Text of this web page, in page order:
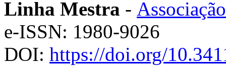
Linha Mestra -
e-ISSN: 1980-9026
DOI: https://doi.org/